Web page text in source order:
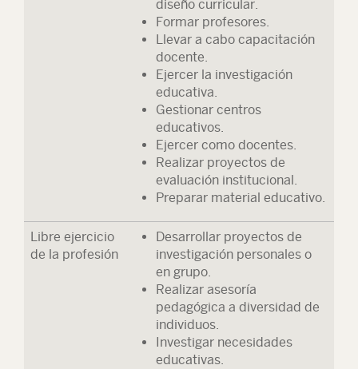
diseño curricular.
Formar profesores.
Llevar a cabo capacitación
docente.
Ejercer la investigación
educativa.
Gestionar centros
educativos.
Ejercer como docentes.
Realizar proyectos de
evaluación institucional.
Preparar material educativo.
Libre ejercicio
de la profesión
Desarrollar proyectos de
investigación personales o
en grupo.
Realizar asesoría
pedagógica a diversidad de
individuos.
Investigar necesidades
educativas.